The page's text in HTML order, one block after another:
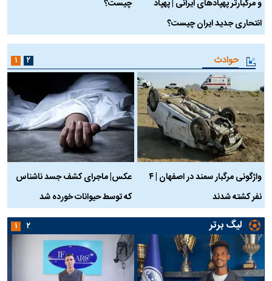
و مرگبارتر پهپادهای ایرانی | پهپاد
انتحاری جدید ایران چیست؟
چیست؟
حوادث
واژگونی مرگبار سمند در اصفهان | ۴
نفر کشته شدند
عکس| ماجرای کشف جسد ناشناس
که توسط حیوانات خورده شد
۱ ۲
لیگ برتر ۱ ۲